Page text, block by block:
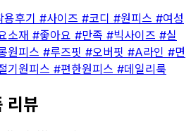
용후기 #사이즈 #코디 #원피스 #여성
소재 #좋아요 #만족 #빅사이즈 #실
원피스 #루즈핏 #오버핏 #A라인 #면
기원피스 #편한원피스 #데일리룩
리뷰